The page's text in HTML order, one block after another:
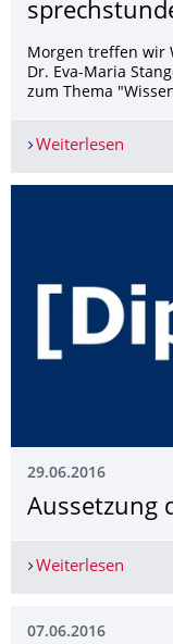
Morgen treffen wir
Dr. Eva-Maria
zum Thema
Weiterlesen
29.06.2016
Aussetzung
Weiterlesen
07.06.2016